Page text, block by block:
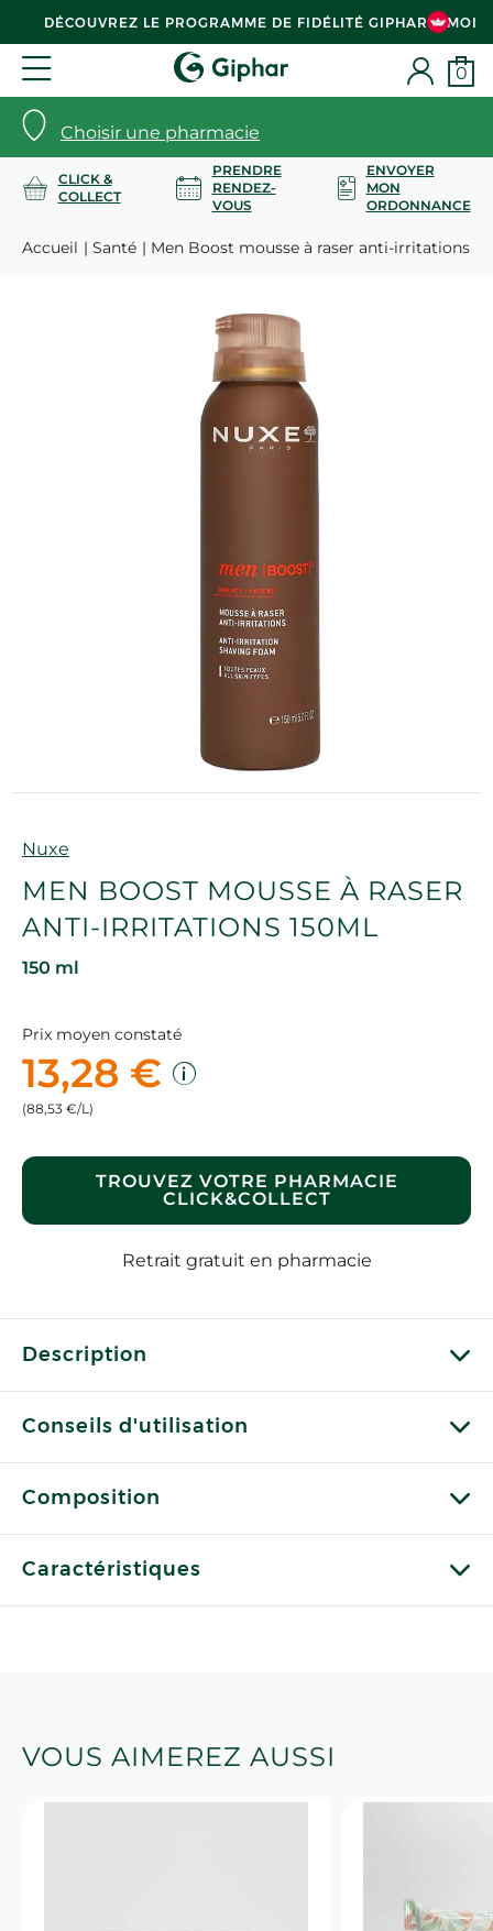
DÉCOUVREZ LE PROGRAMME DE FIDÉLITÉ GIPHAR & MOI
Choisir une pharmacie
0
CLICK &
COLLECT
PRENDRE
RENDEZ-
VOUS
ENVOYER
MON
ORDONNANCE
Accueil Santé Men Boost mousse à raser anti-irritations
Marque
Nuxe
MEN BOOST MOUSSE À RASER
ANTI-IRRITATIONS 150ML
150 ml
Prix moyen constaté
13,28 €
(88,53 €/L)
TROUVEZ VOTRE PHARMACIE
CLICK&COLLECT
Retrait gratuit en pharmacie
Description
Conseils d'utilisation
Composition
Caractéristiques
VOUS AIMEREZ AUSSI